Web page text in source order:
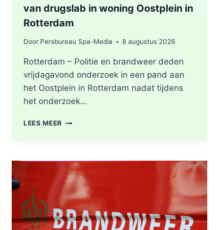
van drugslab in woning Oostplein in
Rotterdam
Door Persbureau Spa-Media 8 augustus 2026
Rotterdam – Politie en brandweer deden
vrijdagavond onderzoek in een pand aan
het Oostplein in Rotterdam nadat tijdens
het onderzoek…
LEES MEER BRANDGERUCHT
VAN
DRUGSLAB
IN
WONING
OOSTPLEIN
IN
ROTTERDAM